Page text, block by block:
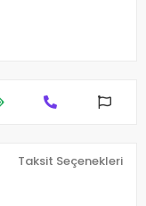
Taksit Seçenekleri